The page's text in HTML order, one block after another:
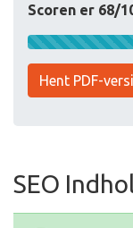
Scoren er 68/
Hent PDF-
SEO